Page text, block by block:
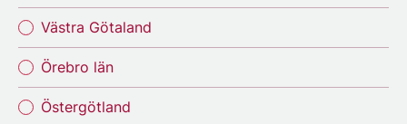
Västra Götaland
Örebro län
Östergötland